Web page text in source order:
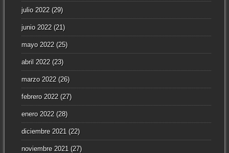
julio 2022(29)
junio 2022(21)
mayo 2022(25)
abril 2022(23)
marzo 2022(26)
febrero 2022(27)
enero 2022(28)
diciembre 2021 (22)
noviembre 2021 (27)